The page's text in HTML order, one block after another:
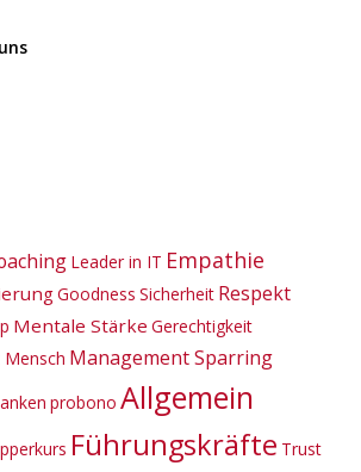
Leader in IT Empathie
Goodness Sicherheit Respekt
Mentale Stärke Gerechtigkeit
Management Sparring
probono Allgemein
Führungskräfte Trust